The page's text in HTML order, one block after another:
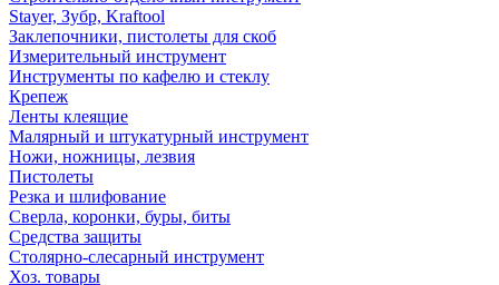
Stayer, Зубр, Kraftool
Заклепочники, пистолеты для скоб
Измерительный инструмент
Инструменты по кафелю и стеклу
Крепеж
Ленты клеящие
Малярный и штукатурный инструмент
Ножи, ножницы, лезвия
Пистолеты
Резка и шлифование
Сверла, коронки, буры, биты
Средства защиты
Столярно-слесарный инструмент
Хоз. товары